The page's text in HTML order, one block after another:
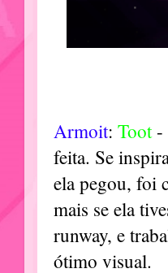
Armoit: Toot-
feita. Se
ela pegou, foi
mais se ela
runway, e
ótimo visual.